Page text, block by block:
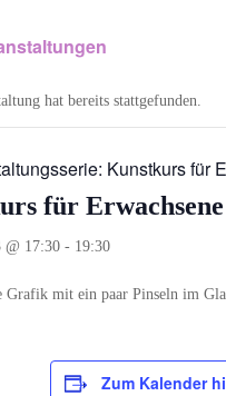
hat bereits stattgefunden.
Kunstkurs für
für Erwachsene
@ 17:30 - 19:30
Zum Kalender